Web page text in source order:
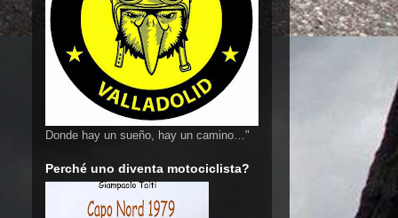
Donde hay un sueño, hay un camino…"
Perché uno diventa motociclista?